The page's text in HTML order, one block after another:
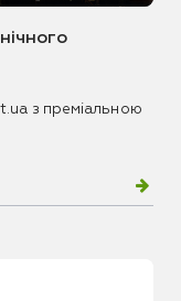
з преміальною